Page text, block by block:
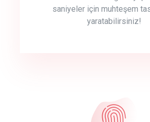
saniyeler için muhteşem
yaratabilirsiniz!